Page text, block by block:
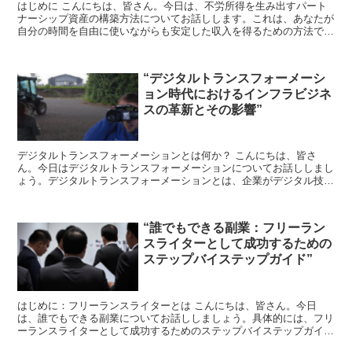
はじめに こんにちは、皆さん。今日は、不労所得を生み出すパート
ナーシップ資産の構築方法についてお話しします。これは、あなたが
自分の時間を自由に使いながらも安定した収入を得るための方法で
“デジタルトランスフォーメーシ
ョン時代におけるインフラビジネ
スの革新とその影響”
デジタルトランスフォーメーションとは何か？ こんにちは、皆さ
ん。今日はデジタルトランスフォーメーションについてお話ししまし
ょう。デジタルトランスフォーメーションとは、企業がデジタル技術
“誰でもできる副業：フリーラン
スライターとして成功するための
ステップバイステップガイド”
はじめに：フリーランスライターとは こんにちは、皆さん。今日
は、誰でもできる副業についてお話ししましょう。具体的には、フリ
ーランスライターとして成功するためのステップバイステップガイド